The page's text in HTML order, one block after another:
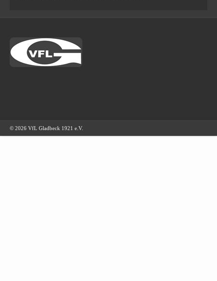
© 2026 VfL Gladbeck 1921 e.V.